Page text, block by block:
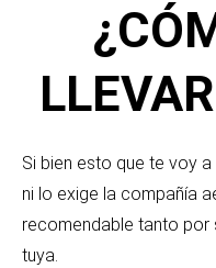
Si bien esto que te voy
ni lo exige la compañía
recomendable tanto por
tuya.